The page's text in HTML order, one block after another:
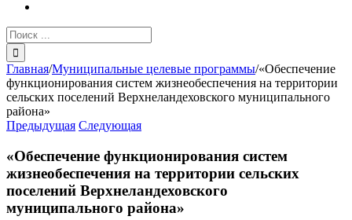
Результат
поиска:
Главная/Муниципальные целевые программы/«Обеспечение
функционирования систем жизнеобеспечения на территории
сельских поселений Верхнеландеховского муниципального
района»
Предыдущая Следующая
«Обеспечение функционирования систем
жизнеобеспечения на территории сельских
поселений Верхнеландеховского
муниципального района»